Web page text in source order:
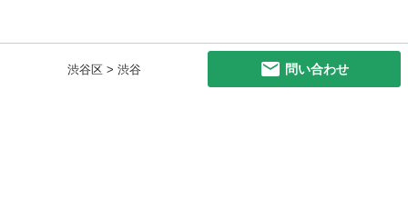
渋谷区 > 渋谷 問い合わせ